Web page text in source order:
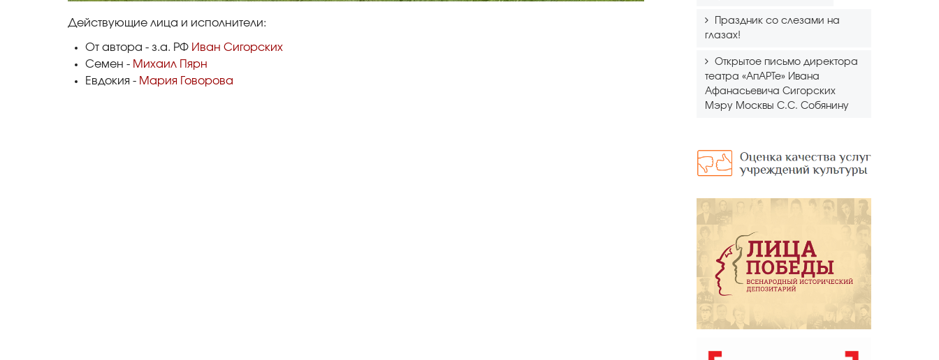
Действующие лица и исполнители:
От автора - з.а. РФ Иван Сигорских
Семен - Михаил Пярн
Евдокия - Мария Говорова
Праздник со слезами на
глазах!
Открытое письмо директора
театра «АпАРТе» Ивана
Афанасьевича Сигорских
Мэру Москвы С.С. Собянину